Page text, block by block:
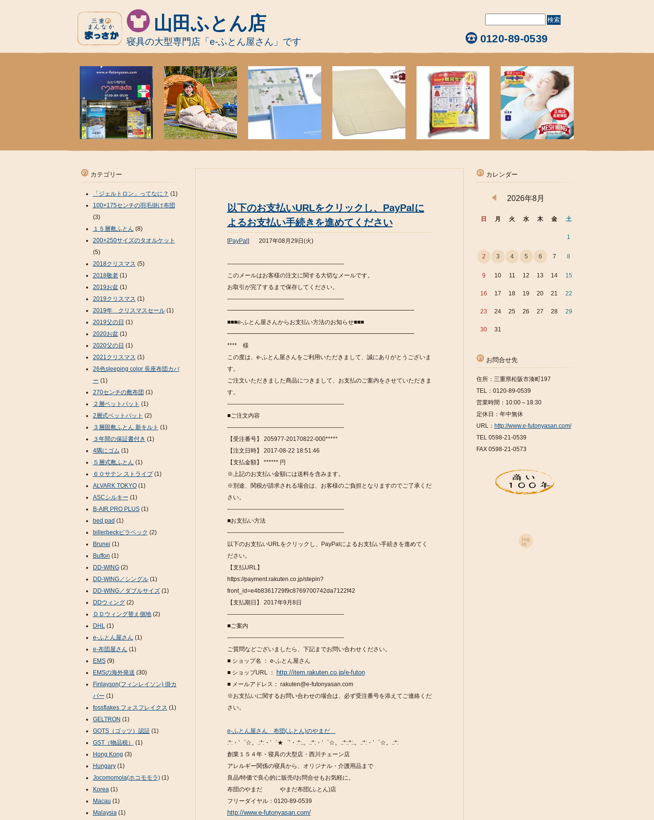
山田ふとん店
寝具の大型専門店「e-ふとん屋さん」です 0120-89-0539
以下のお支払いURLをクリックし、PayPalに
よるお支払い手続きを進めてください
[PayPal ] 2017年08月29日(火)
————————————————————
このメールはお客様の注文に関する大切なメールです。
お取引が完了するまで保存してください。
————————————————————
━━━━━━━━━━━━━━━━━━━━━━━━━━━━━━━━
■■■e-ふとん屋さんからお支払い方法のお知らせ■■■
━━━━━━━━━━━━━━━━━━━━━━━━━━━━━━━━
**** 様
この度は、e-ふとん屋さんをご利用いただきまして、誠にありがとうございま
す。
ご注文いただきました商品につきまして、お支払のご案内をさせていただきま
す。
————————————————————
■ご注文内容
————————————————————
【受注番号】 205977-20170822-000*****
【注文日時】 2017-08-22 18:51:46
【支払金額】 ****** 円
※上記のお支払い金額には送料を含みます。
※別途、関税が請求される場合は、お客様のご負担となりますのでご了承くだ
さい。
————————————————————
■お支払い方法
————————————————————
以下のお支払いURLをクリックし、PayPalによるお支払い手続きを進めてく
ださい。
【支払URL】
https://payment.rakuten.co.jp/stepin?
front_id=e4b8361729f9c8769700742da7122f42
【支払期日】 2017年9月8日
————————————————————
■ご案内
————————————————————
ご質問などございましたら、下記までお問い合わせください。
■ ショップ名 ： e-ふとん屋さん
■ ショップURL ：
http://item.rakuten.co.jp/e-futon
■ メールアドレス： rakuten@e-futonyasan.com
※お支払いに関するお問い合わせの場合は、必ず受注番号を添えてご連絡くだ
さい。
e-ふとん屋さん 布団(ふとん)のやまだ
:*:・’゜☆。.:*:・’゜★゜’・:*:.。.:*:・’゜☆。.:*::*:.。.:*:・’゜☆。.:*:
創業１５４年・寝具の大型店・西川チェーン店
アレルギー関係の寝具から、オリジナル・介護用品まで
良品/特価で良心的に販売//お問合せもお気軽に。
布団のやまだ やまだ布団(ふとん)店
フリーダイヤル：0120-89-0539
http://www.e-futonyasan.com/
カテゴリー
「ジェルトロン」ってなに？ (1)
100×175センチの羽毛掛け布団
(3)
１５層敷ふとん (8)
200×250サイズのタオルケット
(5)
2018クリスマス (5)
2018敬老(1)
2019お盆(1)
2019クリスマス (1)
2019年 クリスマスセール(1)
2019父の日 (1)
2020お盆(1)
2020父の日 (1)
2021クリスマス (1)
26色sleeping color 長座布団カバ
ー (1)
270センチの敷布団 (1)
２層ベットパット (1)
2層式ベットパット (2)
３層固敷ふとん 新キルト (1)
３年間の保証書付き (1)
4隅にゴム (1)
５層式敷ふとん (1)
６０サテン ストライプ(1)
ALVARK TOKYO(1)
ASCシルキー (1)
B-AIR PRO PLUS(1)
bed pad (1)
billerbeckビラベック (2)
Brunei (1)
Buffon (1)
DD-WING(2)
DD-WING／シングル(1)
DD-WING／ダブルサイズ(1)
DDウィング(2)
ＤＤウィング替え側地(2)
DHL(1)
e-ふとん屋さん (1)
e-布団屋さん (1)
EMS(9)
EMSの海外発送 (30)
Finlayson(フィンレイソン) 掛カ
バー (1)
fossflakes フォスフレイクス (1)
GELTRON (1)
GOTS（ゴッツ）認証(1)
GST（物品税）
(1)
Hong Kong (3)
Hungary(1)
Jocomomola(ホコモモラ)(1)
Korea(1)
Macau (1)
Malaysia(1)
カレンダー
2026年8月
日 月 火 水 木 金 土
1
2 3 4 5 6 7 8
9 10 11 12 13 14 15
16 17 18 19 20 21 22
23 24 25 26 27 28 29
30 31
お問合せ先
住所：三重県松阪市湊町197
TEL：0120-89-0539
営業時間：10:00～18:30
定休日：年中無休
URL： http://www.e-futonyasan.com/
TEL 0598-21-0539
FAX 0598-21-0573